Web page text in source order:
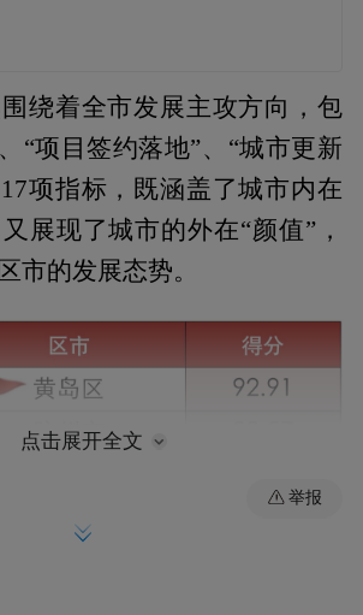
绕着全市发展主攻方向，包
“项目签约落地”、“城市更新
项指标，既涵盖了城市内在
展现了城市的外在“颜值”，
市的发展态势。
点击展开全文
举报